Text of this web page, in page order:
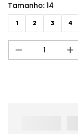
Tamanho: 14
1 2 3 4